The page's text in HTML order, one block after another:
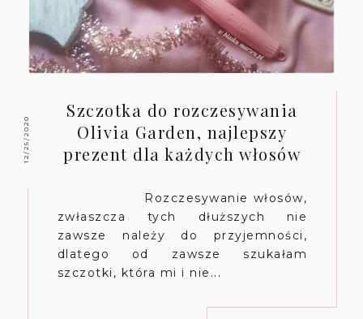
12/25/2020
Szczotka do rozczesywania
Olivia Garden, najlepszy
prezent dla każdych włosów
Rozczesywanie włosów,
zwłaszcza tych dłuższych nie
zawsze należy do przyjemności,
dlatego od zawsze szukałam
szczotki, która mi i nie...